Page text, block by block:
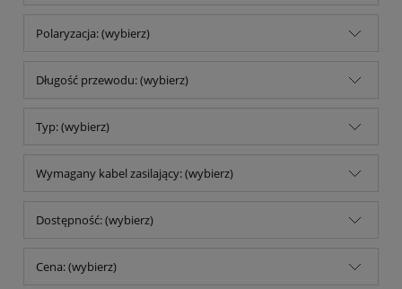
Polaryzacja: (wybierz)
Długość przewodu: (wybierz)
Typ: (wybierz)
Wymagany kabel zasilający: (wybierz)
Dostępność: (wybierz)
Cena: (wybierz)